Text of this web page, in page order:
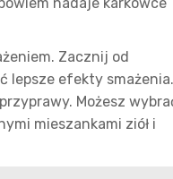
Zacznij od
lepsze efekty smażenia.
Możesz
mieszankami ziół i